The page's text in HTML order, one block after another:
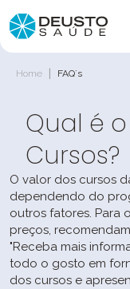
Home | FAQ´s
Qual é
Cursos?
O valor dos cursos
dependendo do
outros fatores. Para
preços,
"Receba mais
todo o gosto em
dos cursos e